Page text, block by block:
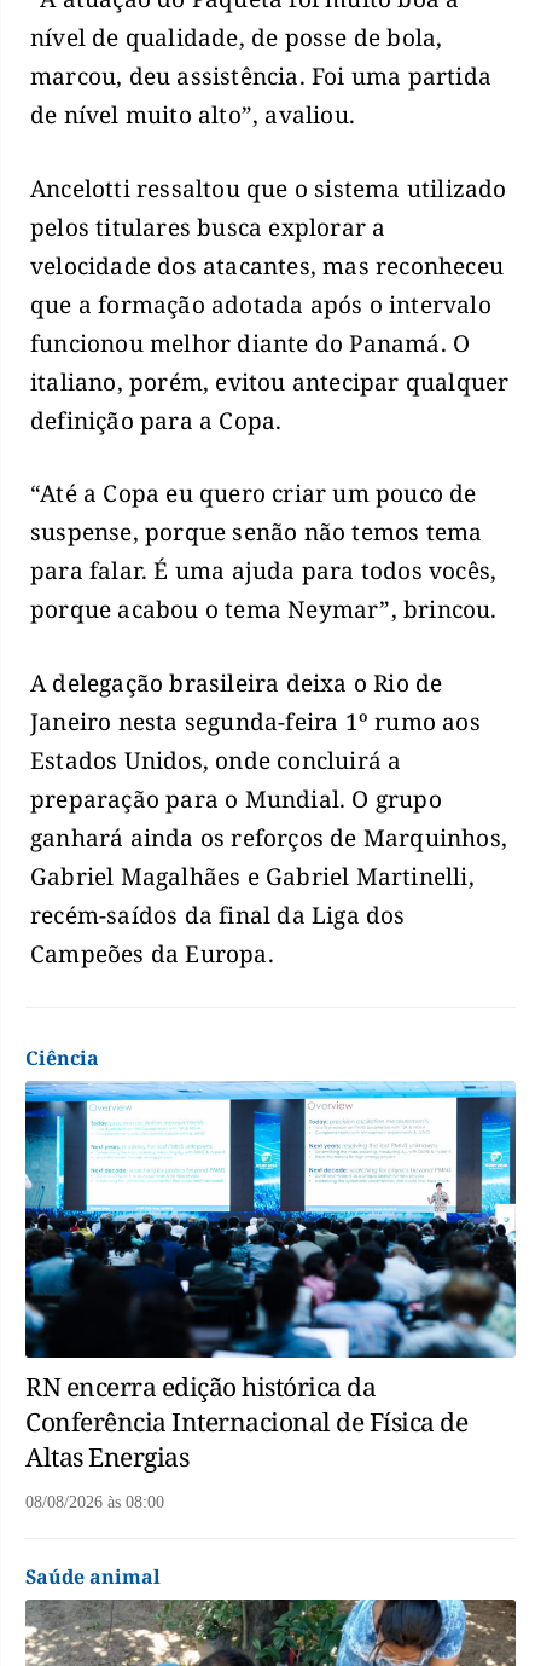
nível de qualidade, de posse de bola,
marcou, deu assistência. Foi uma partida
de nível muito alto”, avaliou.
Ancelotti ressaltou que o sistema utilizado
pelos titulares busca explorar a
velocidade dos atacantes, mas reconheceu
que a formação adotada após o intervalo
funcionou melhor diante do Panamá. O
italiano, porém, evitou antecipar qualquer
definição para a Copa.
“Até a Copa eu quero criar um pouco de
suspense, porque senão não temos tema
para falar. É uma ajuda para todos vocês,
porque acabou o tema Neymar”, brincou.
A delegação brasileira deixa o Rio de
Janeiro nesta segunda-feira 1º rumo aos
Estados Unidos, onde concluirá a
preparação para o Mundial. O grupo
ganhará ainda os reforços de Marquinhos,
Gabriel Magalhães e Gabriel Martinelli,
recém-saídos da final da Liga dos
Campeões da Europa.
Ciência
RN encerra edição histórica da
Conferência Internacional de Física de
Altas Energias
08/08/2026 às 08:00
Saúde animal